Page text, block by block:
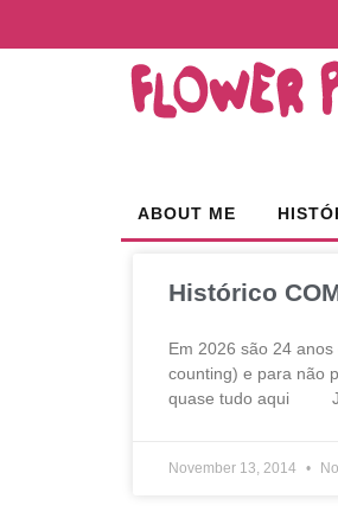
ABOUT ME
Histórico
Em 2026 são 24
counting) e para não
quase tudo aqui
November 13, 2014